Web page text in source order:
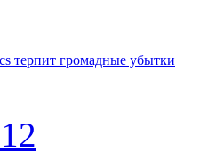
терпит громадные убытки